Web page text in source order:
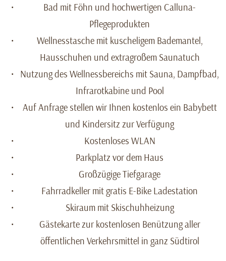
Bad mit Föhn und hochwertigen Calluna-
Pflegeprodukten
Wellnesstasche mit kuscheligem Bademantel,
Hausschuhen und extragroßem Saunatuch
Nutzung des Wellnessbereichs mit Sauna, Dampfbad,
Infrarotkabine und Pool
Auf Anfrage stellen wir Ihnen kostenlos ein Babybett
und Kindersitz zur Verfügung
Kostenloses WLAN
Parkplatz vor dem Haus
Großzügige Tiefgarage
Fahrradkeller mit gratis E-Bike Ladestation
Skiraum mit Skischuhheizung
Gästekarte zur kostenlosen Benützung aller
öffentlichen Verkehrsmittel in ganz Südtirol